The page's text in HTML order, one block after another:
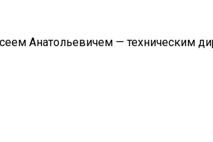
Анатольевичем — техническим